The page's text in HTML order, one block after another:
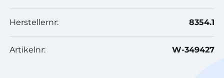
Herstellernr: 8354.1
Artikelnr: W-349427